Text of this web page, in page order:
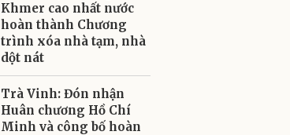
Khmer cao nhất nước
hoàn thành Chương
trình xóa nhà tạm, nhà
dột nát
Trà Vinh: Đón nhận
Huân chương Hồ Chí
Minh và công bố hoàn